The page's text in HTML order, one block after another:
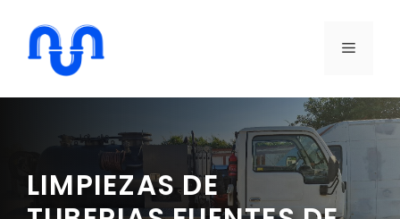
contenido
MENÚ
LIMPIEZAS DE